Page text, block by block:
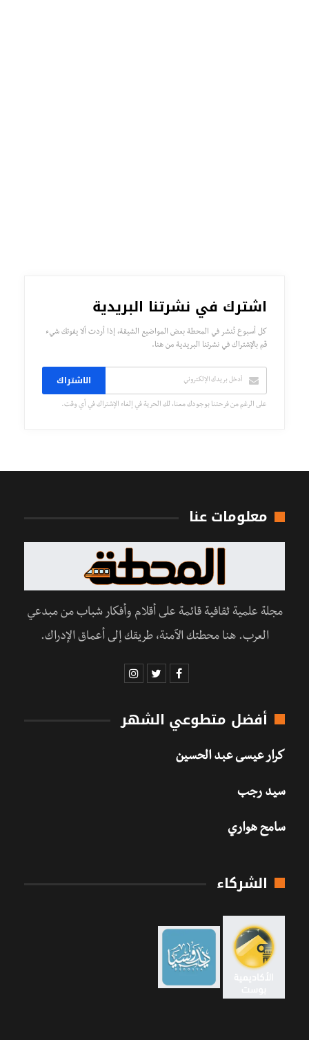
اشترك في نشرتنا البريدية
كل أسبوع تُنشر في المحطة بعض المواضيع الشيقة، إذا أردت ألا يفوتك شيء
قم بالإشتراك في نشرتنا البريدية من هنا.
الاشتراك
على الرغم من فرحتنا بوجودك معنا، لك الحرية في إلغاء الإشتراك في أي وقت.
معلومات عنا
مجلة علمية ثقافية قائمة على أقلام وأفكار شباب من مبدعي
العرب. هنا محطتك الآمنة، طريقك إلى أعماق الإدراك.
أفضل متطوعي الشهر
كرار عيسى عبد الحسين
سيد رجب
سامح هواري
الشركاء